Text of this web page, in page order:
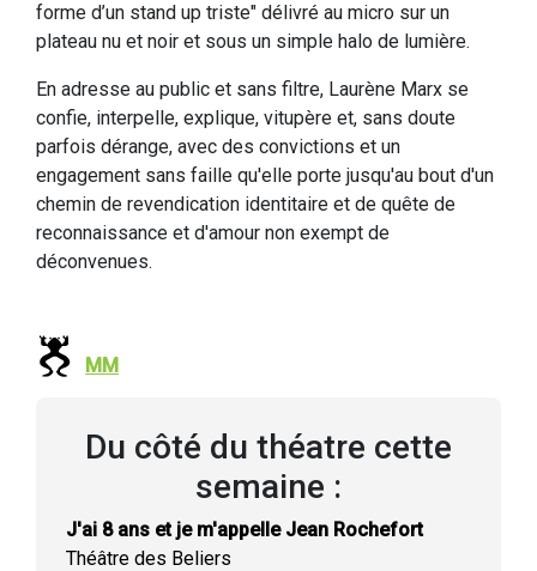
forme d’un stand up triste" délivré au micro sur un
plateau nu et noir et sous un simple halo de lumière.
En adresse au public et sans filtre, Laurène Marx se
confie, interpelle, explique, vitupère et, sans doute
parfois dérange, avec des convictions et un
engagement sans faille qu'elle porte jusqu'au bout d'un
chemin de revendication identitaire et de quête de
reconnaissance et d'amour non exempt de
déconvenues.
MM
Du côté du théatre cette
semaine :
J'ai 8 ans et je m'appelle Jean Rochefort
Théâtre des Beliers